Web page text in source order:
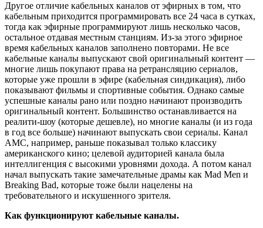
Другое отличие кабельных каналов от эфирных в том, что
кабельным приходится программировать все 24 часа в сутках,
тогда как эфирные программируют лишь несколько часов,
остальное отдавая местным станциям. Из-за этого эфирное
время кабельных каналов заполнено повторами. Не все
кабельные каналы выпускают свой оригинальный контент —
многие лишь покупают права на ретрансляцию сериалов,
которые уже прошли в эфире (кабельная синдикация), либо
показывают фильмы и спортивные события. Однако самые
успешные каналы рано или поздно начинают производить
оригинальный контент. Большинство останавливается на
реалити-шоу (которые дешевле), но многие каналы (и из года
в год все больше) начинают выпускать свои сериалы. Канал
AMC, например, раньше показывал только классику
американского кино; целевой аудиторией канала была
интеллигенция с высокими уровнями дохода. А потом канал
начал выпускать такие замечательные драмы как Mad Men и
Breaking Bad, которые тоже были нацелены на
требовательного и искушенного зрителя.
Как функционируют кабельные каналы.